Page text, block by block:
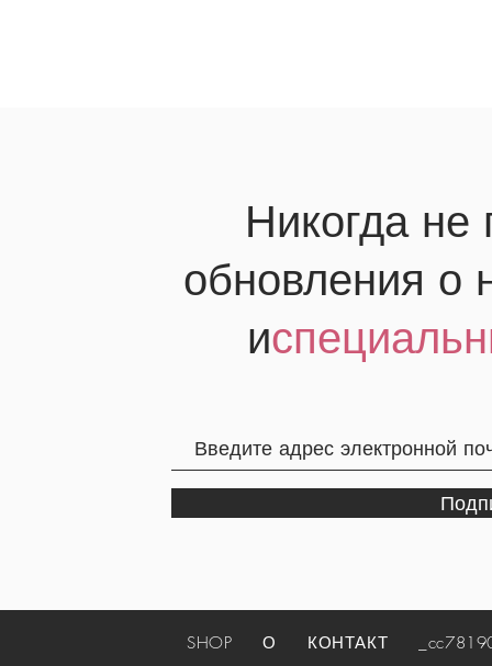
Никогда не
обновления о
и
SHOP О КОНТАКТ